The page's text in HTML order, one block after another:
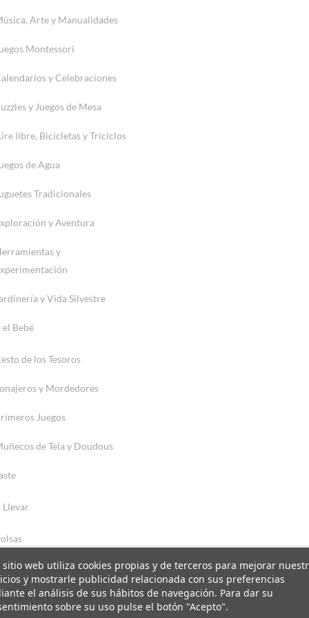
Arte y Manualidades
Montessori
y Celebraciones
y Juegos de Mesa
libre, Bicicletas y Triciclos
de Agua
Tradicionales
y Aventura
y
y Vida Silvestre
el Bebé
de los Tesoros
y Mordedores
Juegos
de Tela y Doudous
Llevar
y Accesorios
y Cubiertos
sitio web utiliza cookies propias y de terceros para mejorar
y mostrarle publicidad relacionada con sus preferencias
el análisis de sus hábitos de navegación. Para dar su
sobre su uso pulse el botón "Acepto".